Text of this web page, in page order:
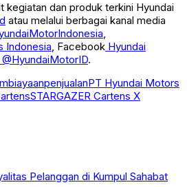
kegiatan dan produk terkini Hyundai
atau melalui berbagai kanal media
,
Indonesia, Facebook Hyundai
@HyundaiMotorID.
penjualanPT Hyundai Motors
STARGAZER Cartens X